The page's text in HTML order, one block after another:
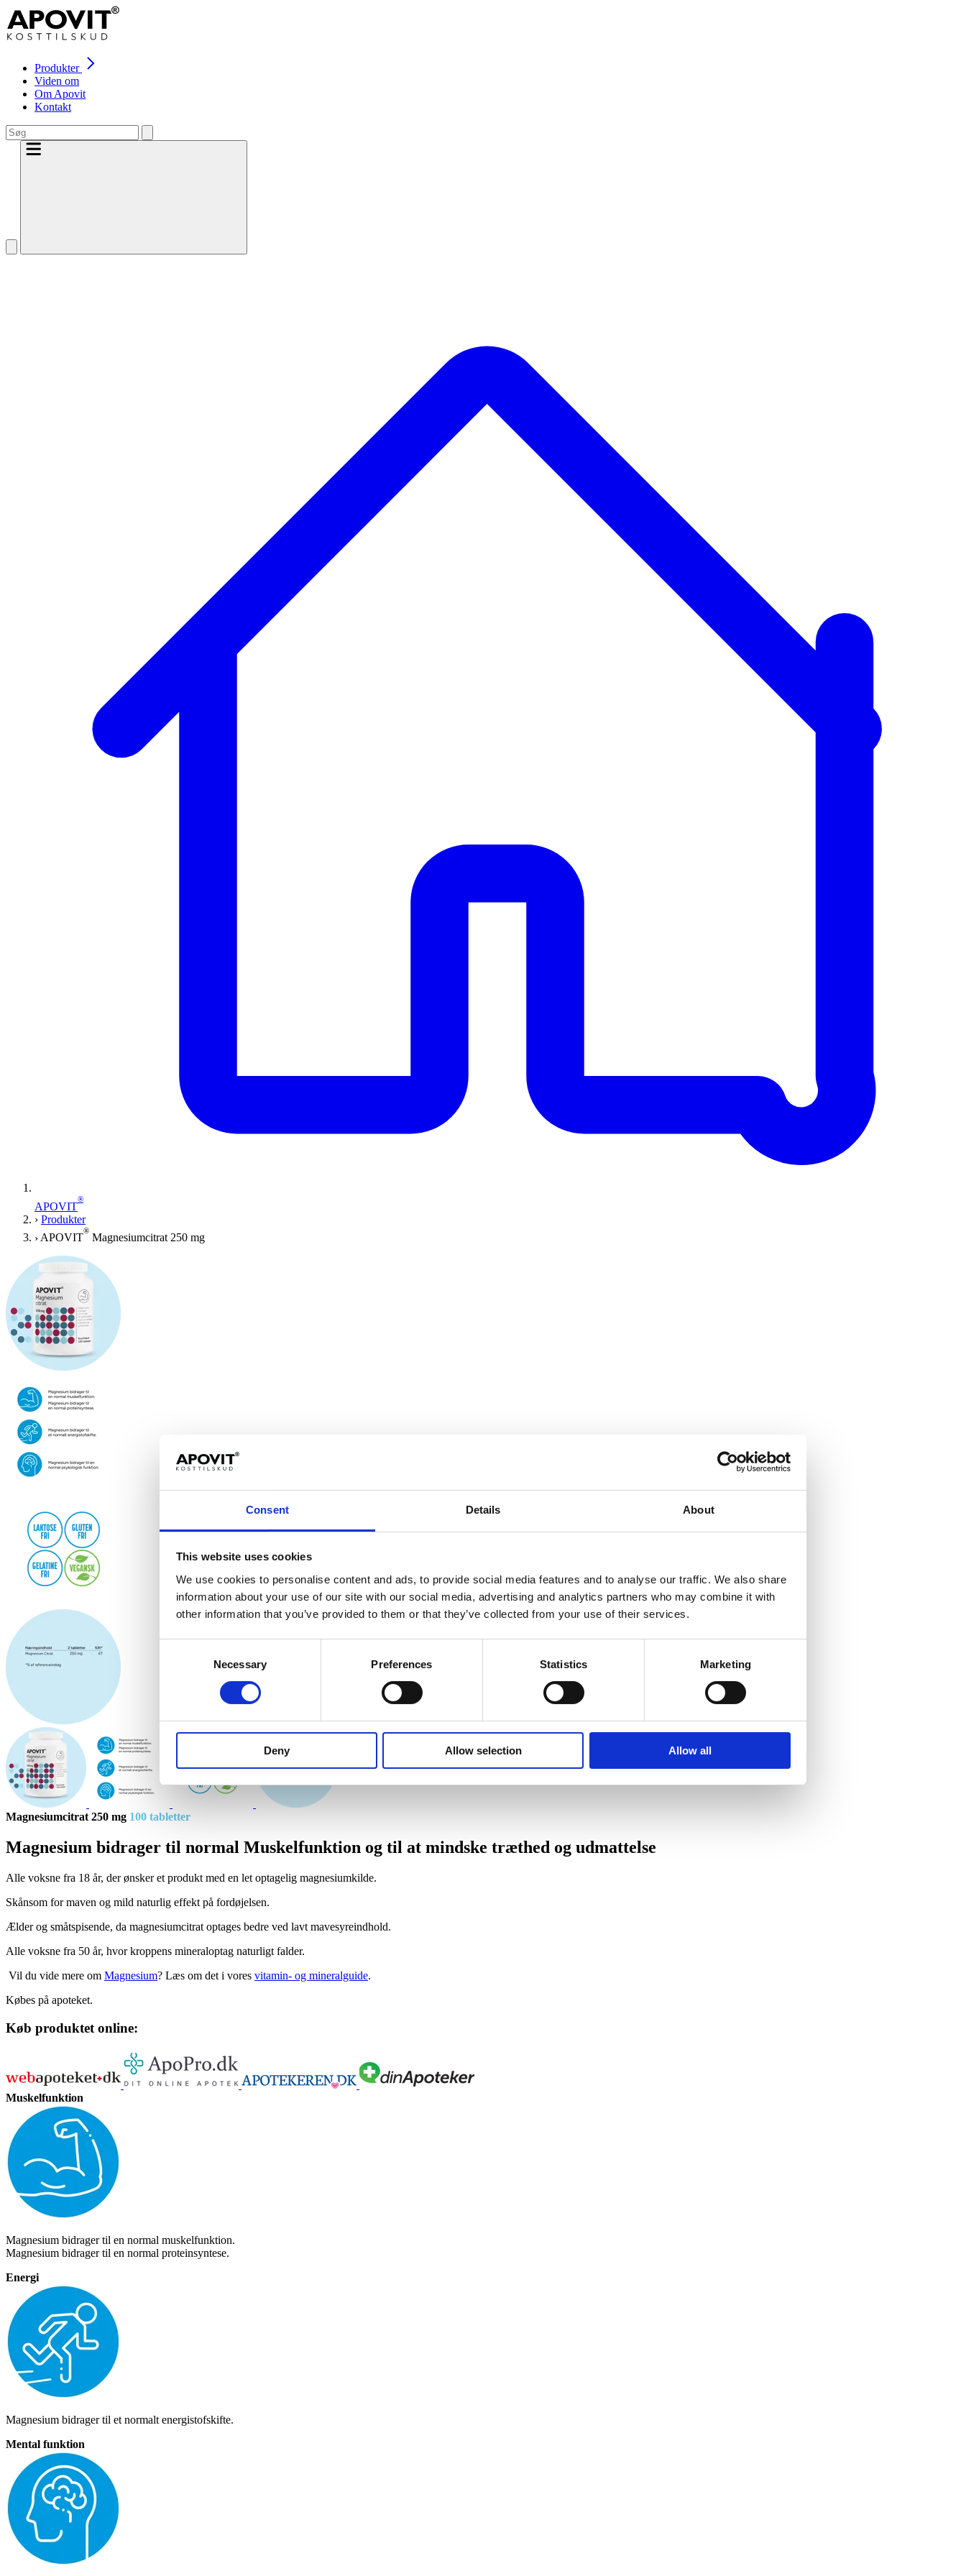
Consent Details About
This website uses cookies
We use cookies to personalise content and ads, to provide social media features and to analyse our traffic. We also share
information about your use of our site with our social media, advertising and analytics partners who may combine it with
other information that you’ve provided to them or that they’ve collected from your use of their services.
Necessary Preferences Statistics Marketing
Deny Allow selection Allow all
Produkter
Viden om
Om Apovit
Kontakt
APOVIT
®
› Produkter
› APOVIT
®
Magnesiumcitrat 250 mg
Mag­ne­si­umci­trat 250 mg 100 tab­let­ter
Mag­ne­sium bidra­ger til nor­mal Muskel­funk­tion og til at mind­ske træt­hed og udmat­telse
Alle voksne fra 18 år, der ønsker et produkt med en let optagelig magnesiumkilde.
Skånsom for maven og mild naturlig effekt på fordøjelsen.
Ælder og småtspisende, da magnesiumcitrat optages bedre ved lavt mavesyreindhold.
Alle voksne fra 50 år, hvor kroppens mineraloptag naturligt falder.
Vil du vide mere om Magnesium? Læs om det i vores vitamin- og mineralguide.
Købes på apoteket.
Køb produktet online:
Muskelfunktion
Magnesium bidrager til en normal muskelfunktion.
Magnesium bidrager til en normal proteinsyntese.
Energi
Magnesium bidrager til et normalt energistofskifte.
Mental funktion